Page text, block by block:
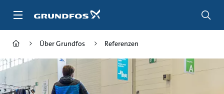
Inhalt
Über Grundfos Referenzen